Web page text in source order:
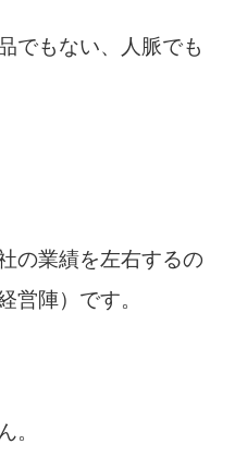
でもない、人脈でも
の業績を左右するの
営陣）です。
。